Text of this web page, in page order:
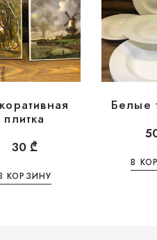
плитка
30 ₾
КОРЗИНУ
Белые
В